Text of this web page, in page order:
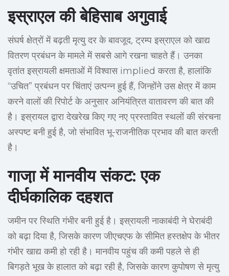
इस्राएल की बेहिसाब अगुवाई
संघर्ष क्षेत्रों में बढ़ती मृत्यु दर के बावजूद, ट्रम्प इस्राएल को खाद्य
वितरण प्रबंधन के मामले में सबसे आगे रखना चाहते हैं। उनका
वृतांत इस्रायली क्षमताओं में विश्वास implied करता है, हालांकि
“उचित” प्रबंधन पर चिंताएं उत्पन्न हुई हैं, जिन्होंने उस क्षेत्र में काम
करने वालों की रिपोर्ट के अनुसार अनियंत्रित वातावरण की बात की
है। इस्रायल द्वारा देखरेख किए गए नए प्रस्तावित स्थलों की संरचना
अस्पष्ट बनी हुई है, जो संभावित भू-राजनीतिक प्रभाव की बात करती
है।
गाजा़ में मानवीय संकट: एक
दीर्घकालिक दहशत
जमीन पर स्थिति गंभीर बनी हुई है। इस्रायली नाकाबंदी ने घेराबंदी
को बढ़ा दिया है, जिसके कारण जीएचएफ के सीमित हस्तक्षेप के भीतर
गंभीर खाद्य कमी हो रही है। मानवीय पहुंच की कमी पहले से ही
बिगड़ते भूख के हालात को बढ़ा रही है, जिसके कारण कुपोषण से मृत्यु